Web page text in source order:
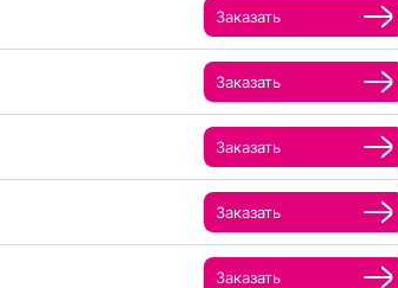
Заказать
Заказать
Заказать
Заказать
Заказать